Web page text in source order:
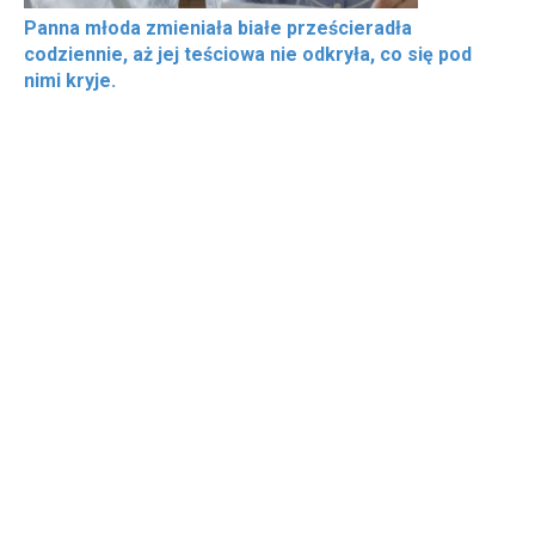
Panna młoda zmieniała białe prześcieradła
codziennie, aż jej teściowa nie odkryła, co się pod
nimi kryje.